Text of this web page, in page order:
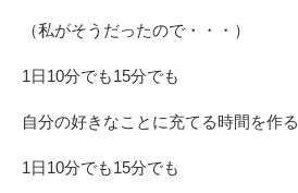
（私がそうだったので・・・）
1日10分でも15分でも
自分の好きなことに充てる時間を作る
1日10分でも15分でも